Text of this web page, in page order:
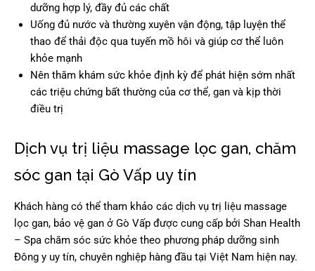
dưỡng hợp lý, đầy đủ các chất
Uống đủ nước và thường xuyên vận động, tập luyện thể
thao để thải độc qua tuyến mồ hôi và giúp cơ thể luôn
khỏe mạnh
Nên thăm khám sức khỏe định kỳ để phát hiện sớm nhất
các triệu chứng bất thường của cơ thể, gan và kịp thời
điều trị
Dịch vụ trị liệu massage lọc gan, chăm
sóc gan tại Gò Vấp uy tín
Khách hàng có thể tham khảo các dịch vụ trị liệu massage
lọc gan, bảo vệ gan ở Gò Vấp được cung cấp bởi Shan Health
– Spa chăm sóc sức khỏe theo phương pháp dưỡng sinh
Đông y uy tín, chuyên nghiệp hàng đầu tại Việt Nam hiện nay.